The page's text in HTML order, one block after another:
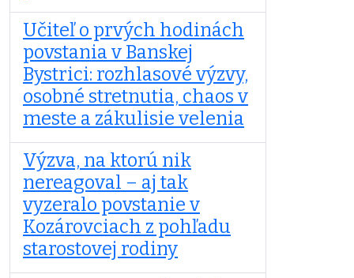
Učiteľ o prvých hodinách
povstania v Banskej
Bystrici: rozhlasové výzvy,
osobné stretnutia, chaos v
meste a zákulisie velenia
Výzva, na ktorú nik
nereagoval – aj tak
vyzeralo povstanie v
Kozárovciach z pohľadu
starostovej rodiny